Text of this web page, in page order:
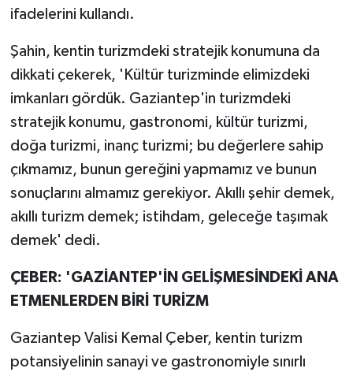
ifadelerini kullandı.
Şahin, kentin turizmdeki stratejik konumuna da
dikkati çekerek, 'Kültür turizminde elimizdeki
imkanları gördük. Gaziantep'in turizmdeki
stratejik konumu, gastronomi, kültür turizmi,
doğa turizmi, inanç turizmi; bu değerlere sahip
çıkmamız, bunun gereğini yapmamız ve bunun
sonuçlarını almamız gerekiyor. Akıllı şehir demek,
akıllı turizm demek; istihdam, geleceğe taşımak
demek' dedi.
ÇEBER: 'GAZİANTEP'İN GELİŞMESİNDEKİ ANA
ETMENLERDEN BİRİ TURİZM
Gaziantep Valisi Kemal Çeber, kentin turizm
potansiyelinin sanayi ve gastronomiyle sınırlı